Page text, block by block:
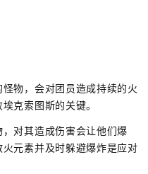
物，会对团员造成持续的火
克索图斯的关键。
对其造成伤害会让他们爆
元素并及时躲避爆炸是应对